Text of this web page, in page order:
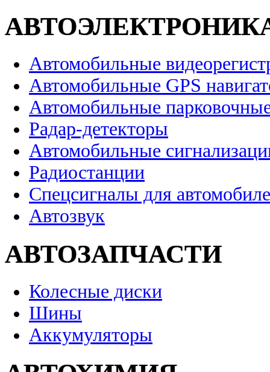
Автомобильные
Автомобильные GPS
Автомобильные
Радар-детекторы
Автомобильные
Радиостанции
Спецсигналы для
Автозвук
АВТОЗАПЧАСТИ
Колесные диски
Шины
Аккумуляторы